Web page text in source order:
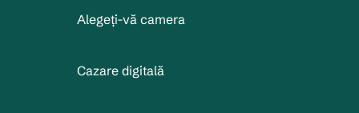
Alegeți-vă camera
Cazare digitală